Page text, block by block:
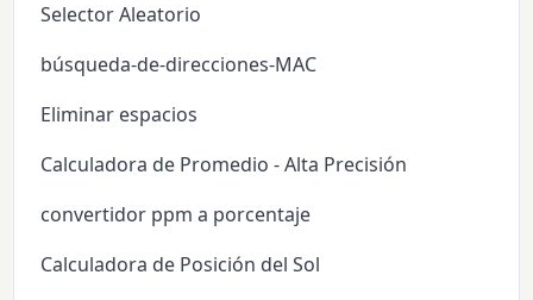
Selector Aleatorio
búsqueda-de-direcciones-MAC
Eliminar espacios
Calculadora de Promedio - Alta Precisión
convertidor ppm a porcentaje
Calculadora de Posición del Sol